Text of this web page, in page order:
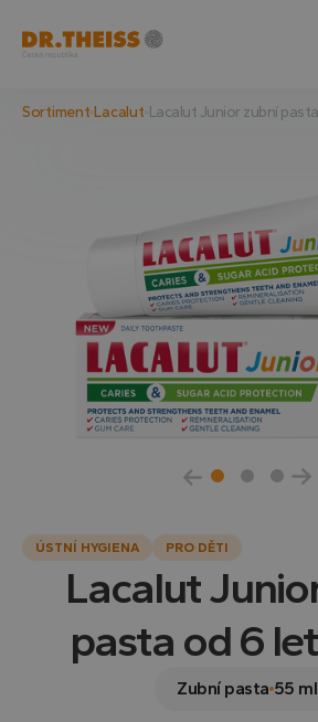
Sortiment Lacalut Lacalut Junior zubní
ÚSTNÍ HYGIENA PRO DĚTI
Lacalut
pasta od 6
Zubní pasta 55 ml